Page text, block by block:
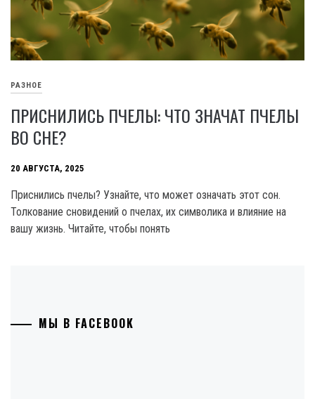
РАЗНОЕ
ПРИСНИЛИСЬ ПЧЕЛЫ: ЧТО ЗНАЧАТ ПЧЕЛЫ
ВО СНЕ?
20 АВГУСТА, 2025
Приснились пчелы? Узнайте, что может означать этот сон.
Толкование сновидений о пчелах, их символика и влияние на
вашу жизнь. Читайте, чтобы понять
МЫ В FACEBOOK